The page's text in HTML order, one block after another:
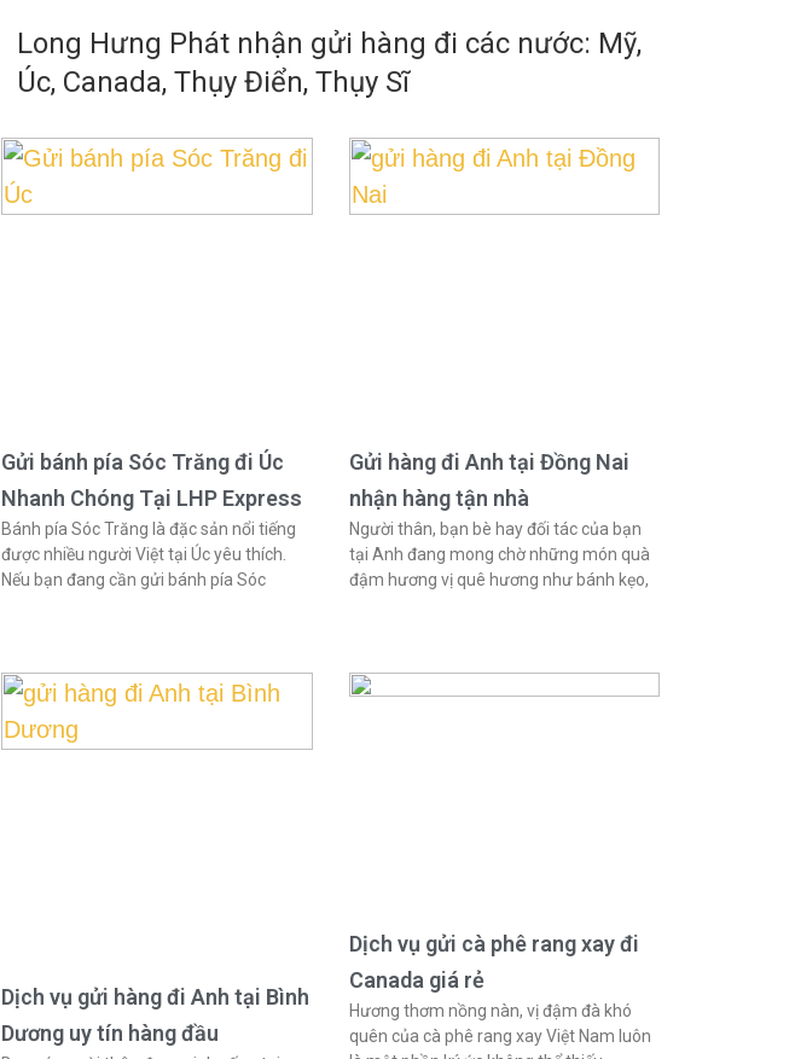
Long Hưng Phát nhận gửi hàng đi các nước: Mỹ,
Úc, Canada, Thụy Điển, Thụy Sĩ
Gửi bánh pía Sóc Trăng đi Úc
Nhanh Chóng Tại LHP Express
Bánh pía Sóc Trăng là đặc sản nổi tiếng
được nhiều người Việt tại Úc yêu thích.
Nếu bạn đang cần gửi bánh pía Sóc
Gửi hàng đi Anh tại Đồng Nai
nhận hàng tận nhà
Người thân, bạn bè hay đối tác của bạn
tại Anh đang mong chờ những món quà
đậm hương vị quê hương như bánh kẹo,
Dịch vụ gửi hàng đi Anh tại Bình
Dương uy tín hàng đầu
Dịch vụ gửi cà phê rang xay đi
Canada giá rẻ
Hương thơm nồng nàn, vị đậm đà khó
quên của cà phê rang xay Việt Nam luôn